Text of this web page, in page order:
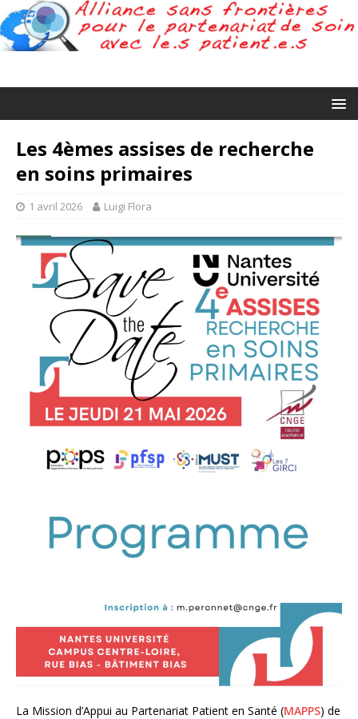
Les 4èmes assises de recherche
en soins primaires
1 avril 2026 Luigi Flora
La Mission d’Appui au Partenariat Patient en Santé (MAPPS) de